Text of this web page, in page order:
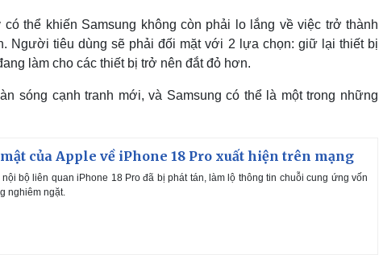
thể khiến Samsung không còn phải lo lắng về việc trở thành
Người tiêu dùng sẽ phải đối mặt với 2 lựa chọn: giữ lại thiết bị
làm cho các thiết bị trở nên đắt đỏ hơn.
sóng cạnh tranh mới, và Samsung có thể là một trong những
của Apple về iPhone 18 Pro xuất hiện trên mạng
bộ liên quan iPhone 18 Pro đã bị phát tán, làm lộ thông tin chuỗi cung ứng vốn
nghiêm ngặt.